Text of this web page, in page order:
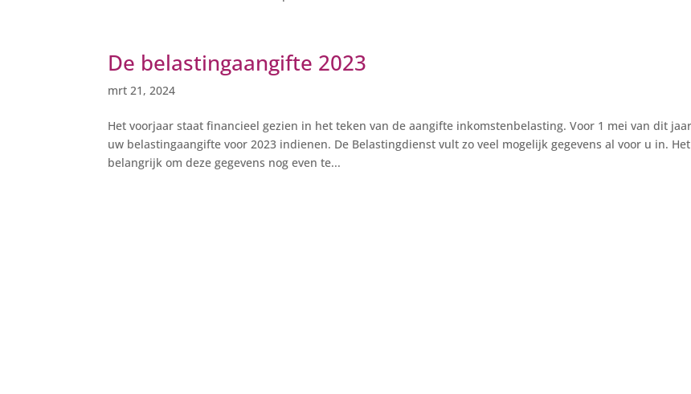
De belastingaangifte 2023
mrt 21, 2024
Het voorjaar staat financieel gezien in het teken van de aangifte inkomstenbelasting. Voor 1 mei van dit
uw belastingaangifte voor 2023 indienen. De Belastingdienst vult zo veel mogelijk gegevens al voor u in.
belangrijk om deze gegevens nog even te...